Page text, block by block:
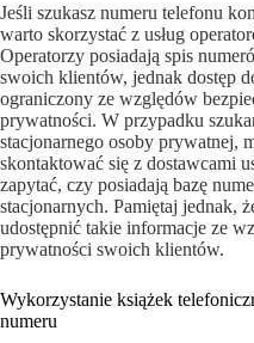
Jeśli szukasz numeru telefonu
warto skorzystać z usług
Operatorzy posiadają spis
swoich klientów, jednak dostęp
ograniczony ze względów
prywatności. W przypadku
stacjonarnego osoby prywatnej,
skontaktować się z dostawcami
zapytać, czy posiadają bazę
stacjonarnych. Pamiętaj jednak,
udostępnić takie informacje ze
prywatności swoich klientów.
Wykorzystanie książek
numeru